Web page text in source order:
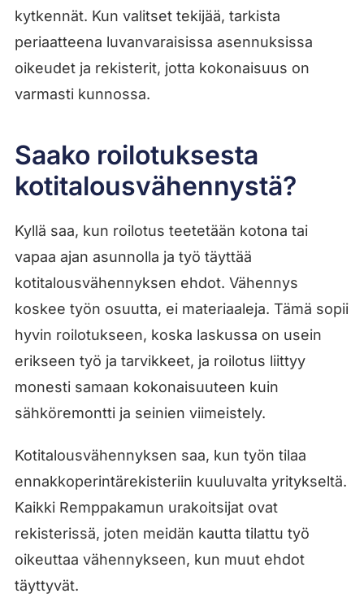
kytkennät. Kun valitset tekijää, tarkista
periaatteena luvanvaraisissa asennuksissa
oikeudet ja rekisterit, jotta kokonaisuus on
varmasti kunnossa.
Saako roilotuksesta
kotitalousvähennystä?
Kyllä saa, kun roilotus teetetään kotona tai
vapaa ajan asunnolla ja työ täyttää
kotitalousvähennyksen ehdot. Vähennys
koskee työn osuutta, ei materiaaleja. Tämä sopii
hyvin roilotukseen, koska laskussa on usein
erikseen työ ja tarvikkeet, ja roilotus liittyy
monesti samaan kokonaisuuteen kuin
sähköremontti ja seinien viimeistely.
Kotitalousvähennyksen saa, kun työn tilaa
ennakkoperintärekisteriin kuuluvalta yritykseltä.
Kaikki Remppakamun urakoitsijat ovat
rekisterissä, joten meidän kautta tilattu työ
oikeuttaa vähennykseen, kun muut ehdot
täyttyvät.